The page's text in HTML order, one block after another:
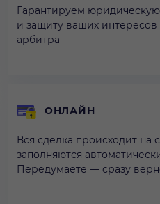
Гарантируем юридическую
и защиту ваших интересов
арбитра
ОНЛАЙН
Вся сделка происходит на
заполняются
Передумаете — сразу